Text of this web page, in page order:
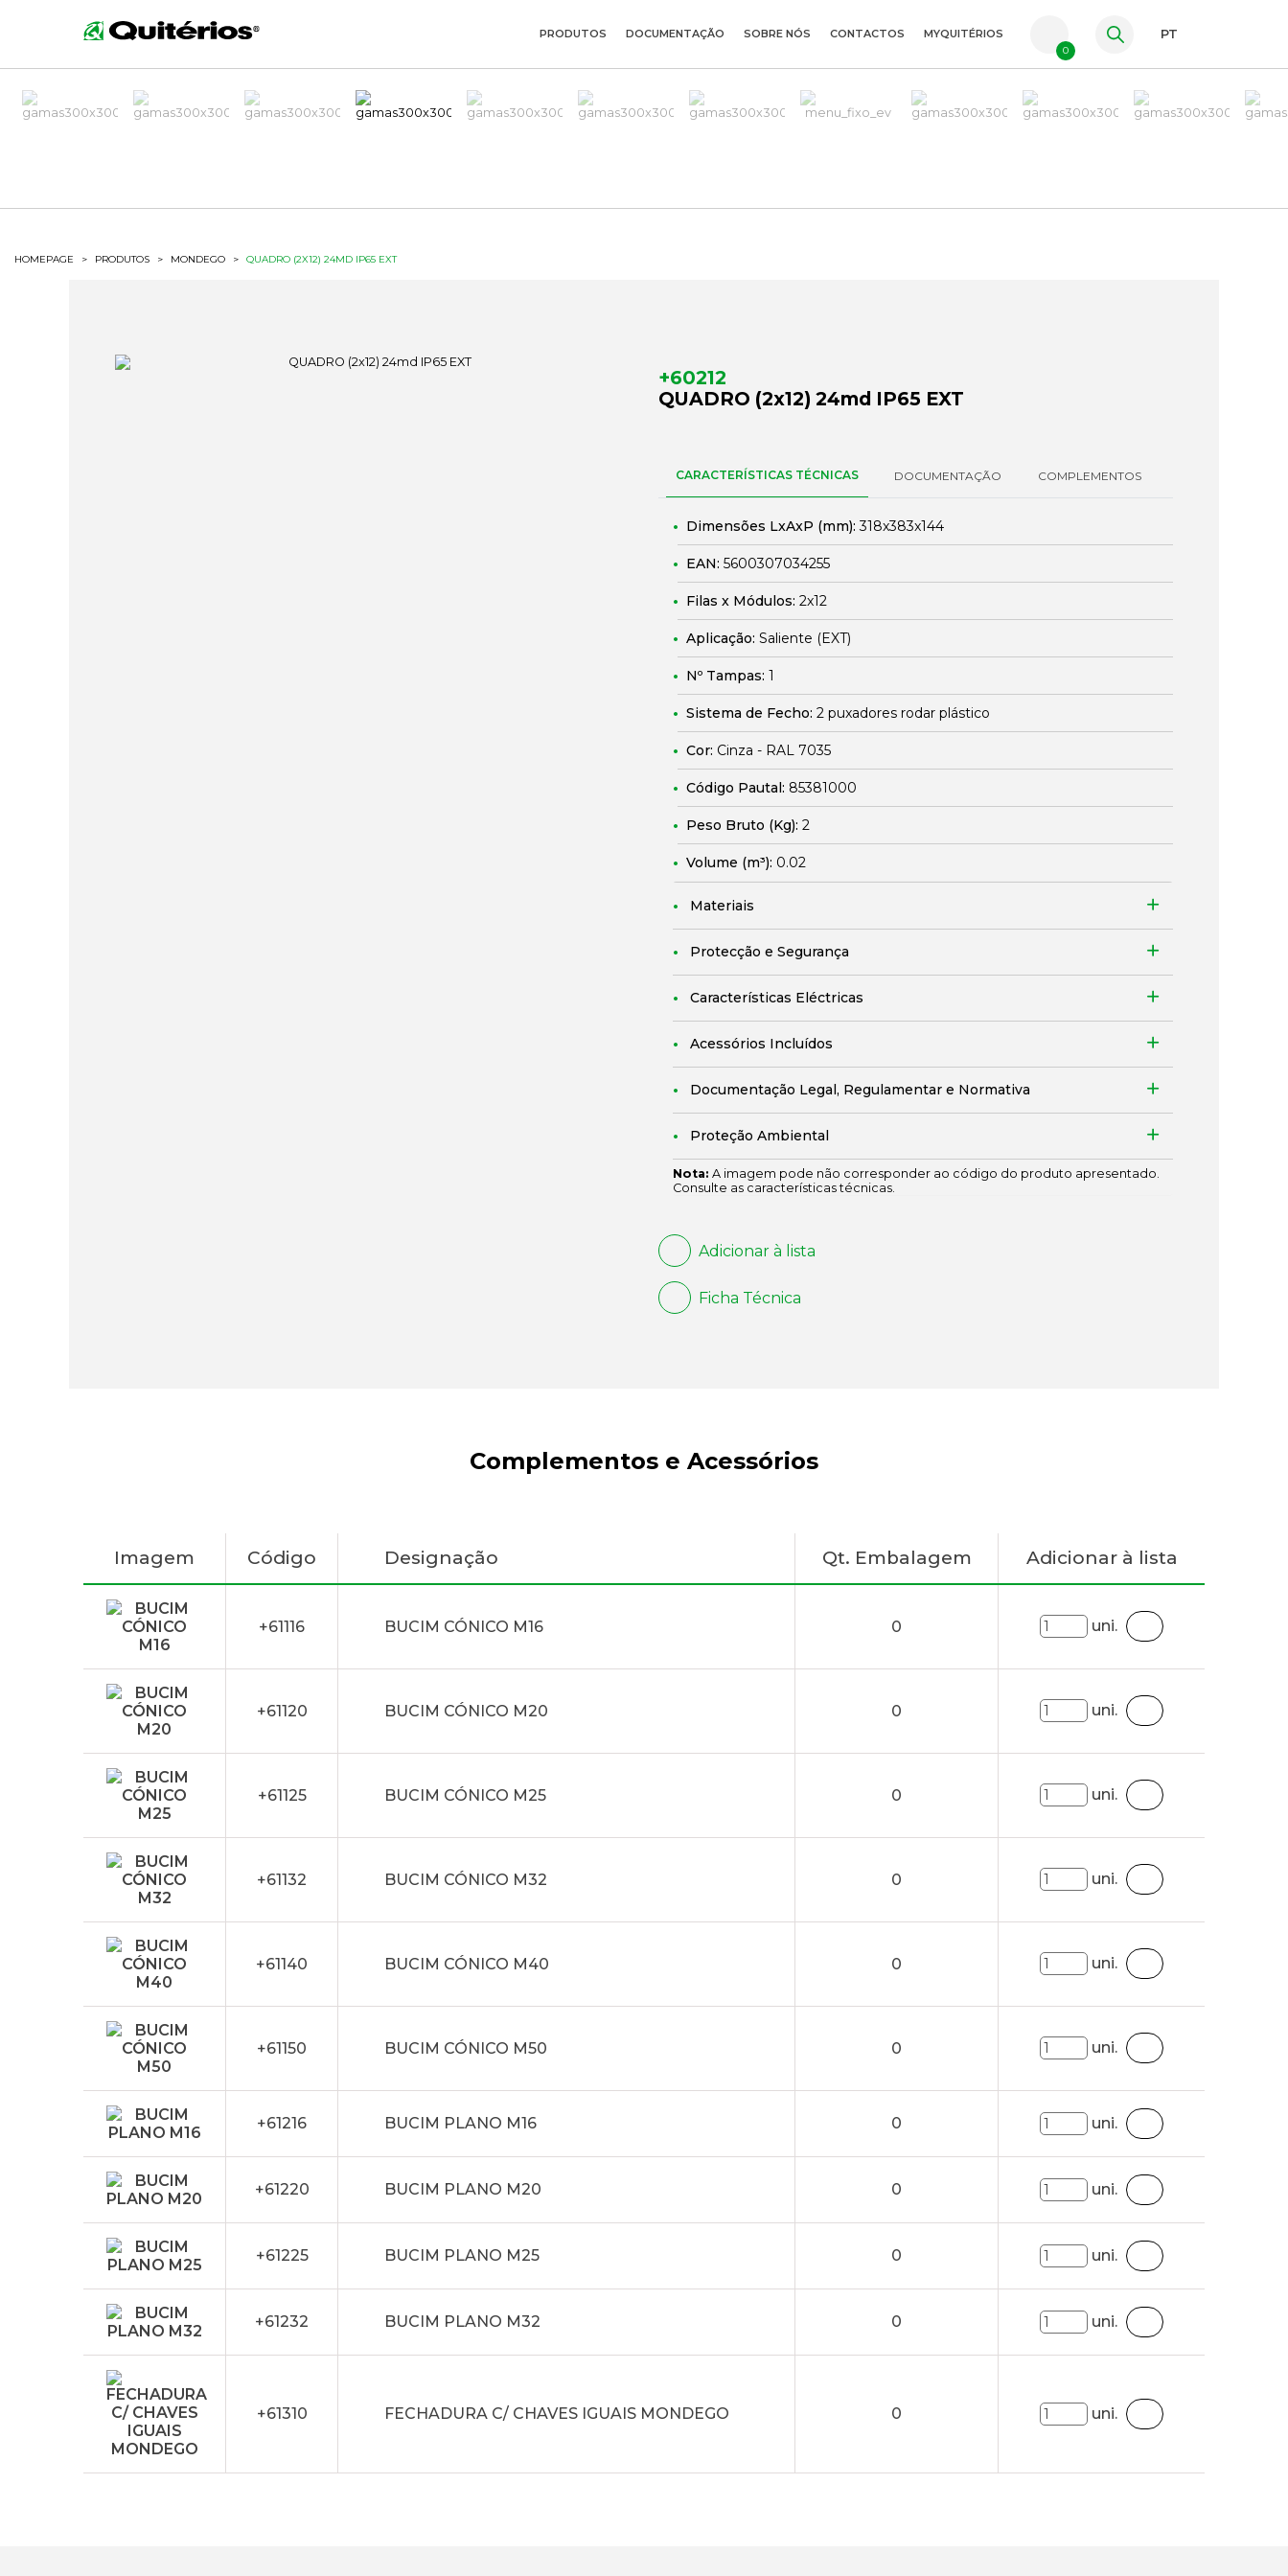
ES
PRODUTOS DOCUMENTAÇÃO SOBRE NÓS CONTACTOS MYQUITÉRIOS
0
PT
HOMEPAGE > PRODUTOS > MONDEGO > QUADRO (2X12) 24MD IP65 EXT
+60212
QUADRO (2x12) 24md IP65 EXT
CARACTERÍSTICAS TÉCNICAS DOCUMENTAÇÃO COMPLEMENTOS
Dimensões LxAxP (mm):318x383x144
EAN: 5600307034255
Filas x Módulos: 2x12
Aplicação: Saliente (EXT)
Nº Tampas: 1
Sistema de Fecho: 2 puxadores rodar plástico
Cor: Cinza - RAL 7035
Código Pautal: 85381000
Peso Bruto (Kg): 2
Volume (m³): 0.02
Materiais
Protecção e Segurança
Características Eléctricas
Acessórios Incluídos
Documentação Legal, Regulamentar e Normativa
Proteção Ambiental
Nota: A imagem pode não corresponder ao código do produto apresentado.
Consulte as características técnicas.
Adicionar à lista
Ficha Técnica
Complementos e Acessórios
Imagem Código Designação Qt. Embalagem Adicionar à lista
+61116 BUCIM CÓNICO M16 0 uni.
+61120 BUCIM CÓNICO M20 0 uni.
+61125 BUCIM CÓNICO M25 0 uni.
+61132 BUCIM CÓNICO M32 0 uni.
+61140 BUCIM CÓNICO M40 0 uni.
+61150 BUCIM CÓNICO M50 0 uni.
+61216 BUCIM PLANO M16 0 uni.
+61220 BUCIM PLANO M20 0 uni.
+61225 BUCIM PLANO M25 0 uni.
+61232 BUCIM PLANO M32 0 uni.
+61310 FECHADURA C/ CHAVES IGUAIS MONDEGO 0 uni.